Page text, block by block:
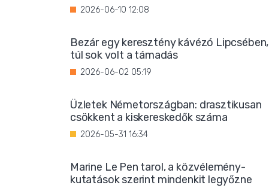
2026-06-10 12:08
Bezár egy keresztény kávézó Lipcsében,
túl sok volt a támadás
2026-06-02 05:19
Üzletek Németországban: drasztikusan
csökkent a kiskereskedők száma
2026-05-31 16:34
Marine Le Pen tarol, a közvélemény-
kutatások szerint mindenkit legyőzne